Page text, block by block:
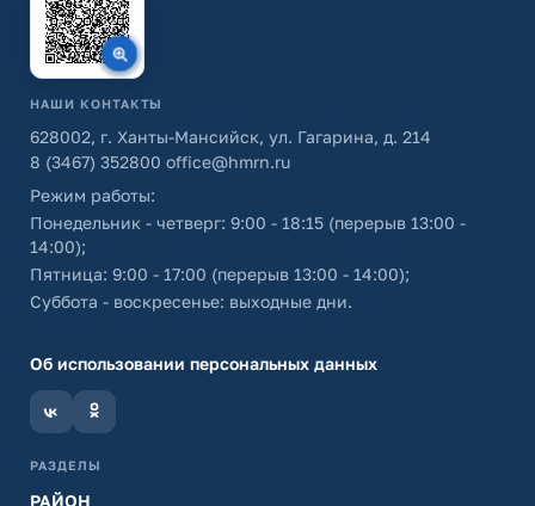
НАШИ КОНТАКТЫ
628002, г. Ханты-Мансийск, ул. Гагарина, д. 214
8 (3467) 352800 office@hmrn.ru
Режим работы:
Понедельник - четверг: 9:00 - 18:15 (перерыв 13:00 -
14:00);
Пятница: 9:00 - 17:00 (перерыв 13:00 - 14:00);
Суббота - воскресенье: выходные дни.
Об использовании персональных данных
РАЗДЕЛЫ
РАЙОН